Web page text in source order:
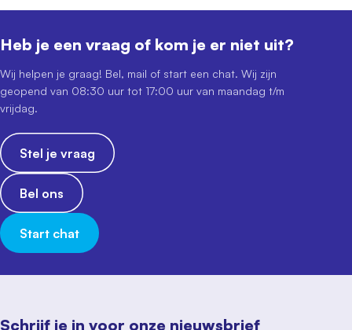
Schrijf je in voor onze nieuwsbrief
Heb je een vraag of kom je er niet uit?
Wij helpen je graag! Bel, mail of start een chat. Wij zijn
geopend van 08:30 uur tot 17:00 uur van maandag t/m
vrijdag.
Stel je vraag
Bel ons
Start chat